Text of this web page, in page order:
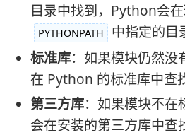
目录中找到，Python会
PYTHONPATH
中指定的目
标准库：如果模块仍然
在 Python 的标准库中查
第三方库：如果模块不在
会在安装的第三方库中查